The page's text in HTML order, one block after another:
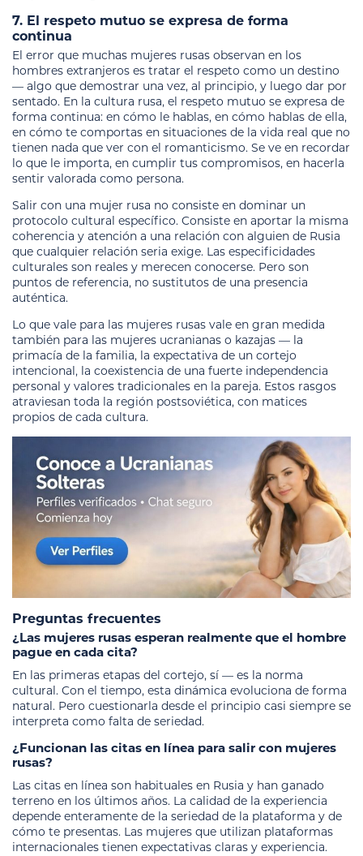
7. El respeto mutuo se expresa de forma
continua
El error que muchas mujeres rusas observan en los
hombres extranjeros es tratar el respeto como un destino
— algo que demostrar una vez, al principio, y luego dar por
sentado. En la cultura rusa, el respeto mutuo se expresa de
forma continua: en cómo le hablas, en cómo hablas de ella,
en cómo te comportas en situaciones de la vida real que no
tienen nada que ver con el romanticismo. Se ve en recordar
lo que le importa, en cumplir tus compromisos, en hacerla
sentir valorada como persona.
Salir con una mujer rusa no consiste en dominar un
protocolo cultural específico. Consiste en aportar la misma
coherencia y atención a una relación con alguien de Rusia
que cualquier relación seria exige. Las especificidades
culturales son reales y merecen conocerse. Pero son
puntos de referencia, no sustitutos de una presencia
auténtica.
Lo que vale para las mujeres rusas vale en gran medida
también para las mujeres ucranianas o kazajas — la
primacía de la familia, la expectativa de un cortejo
intencional, la coexistencia de una fuerte independencia
personal y valores tradicionales en la pareja. Estos rasgos
atraviesan toda la región postsoviética, con matices
propios de cada cultura.
Preguntas frecuentes
¿Las mujeres rusas esperan realmente que el hombre
pague en cada cita?
En las primeras etapas del cortejo, sí — es la norma
cultural. Con el tiempo, esta dinámica evoluciona de forma
natural. Pero cuestionarla desde el principio casi siempre se
interpreta como falta de seriedad.
¿Funcionan las citas en línea para salir con mujeres
rusas?
Las citas en línea son habituales en Rusia y han ganado
terreno en los últimos años. La calidad de la experiencia
depende enteramente de la seriedad de la plataforma y de
cómo te presentas. Las mujeres que utilizan plataformas
internacionales tienen expectativas claras y experiencia.